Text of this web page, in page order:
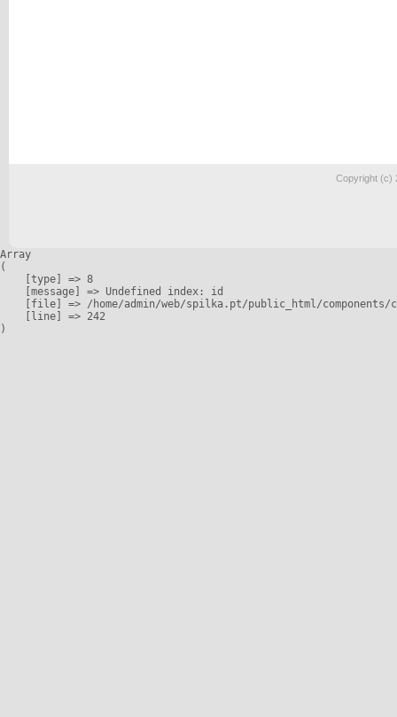
Copyright (c)
Array
(
    [type] => 8
    [message] => Undefined index: id
[file] => /home/admin/web/spilka.pt/public_html/
    [line] => 242